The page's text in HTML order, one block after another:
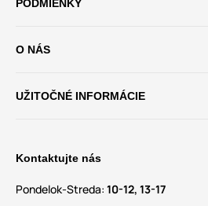
PODMIENKY
O NÁS
UŽITOČNÉ INFORMÁCIE
Kontaktujte nás
Pondelok-Streda: 10-12, 13-17